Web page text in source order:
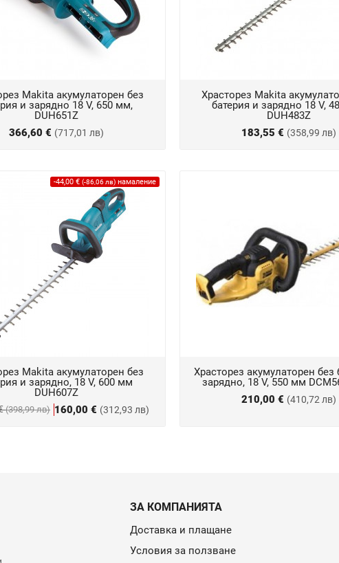
Makita акумулаторен без
и зарядно 18 V, 650 мм,
DUH651Z
366,60 € (717,01 лв)
Храсторез Makita
батерия и зарядно 18 V,
DUH483Z
183,55 € (358,99 лв)
Makita акумулаторен без
и зарядно, 18 V, 600 мм
DUH607Z
160,00 € (312,93 лв)
-44,00 € (-86,06 лв)намаление
(398,99 лв)
Храсторез акумулаторен без
зарядно, 18 V, 550 мм
210,00 € (410,72 лв)
ЗА КОМПАНИЯТА
Доставка и плащане
Условия за ползване